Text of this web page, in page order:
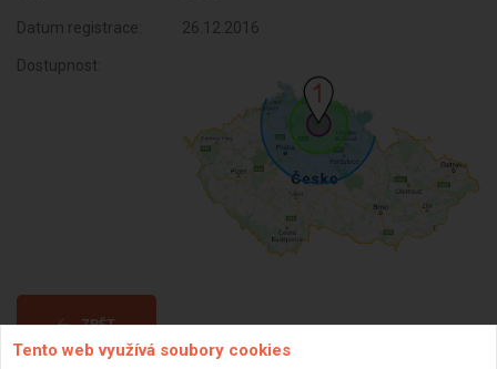
Datum registrace: 26.12.2016
Dostupnost:
ZPĚT
Tento web využívá soubory cookies